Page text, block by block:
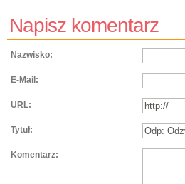
Napisz komentarz
Nazwisko:
E-Mail:
URL:
Tytuł:
Komentarz: